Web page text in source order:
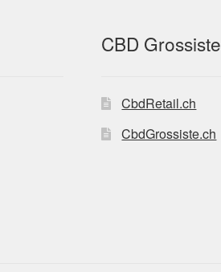
CBD Grossiste
CbdRetail.ch
CbdGrossiste.ch